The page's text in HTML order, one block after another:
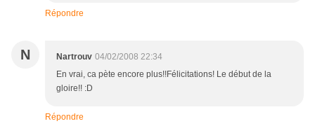
Répondre
N Nartrouv 04/02/2008 22:34
En vrai, ca pète encore plus!!Félicitations! Le début de la
gloire!! :D
Répondre